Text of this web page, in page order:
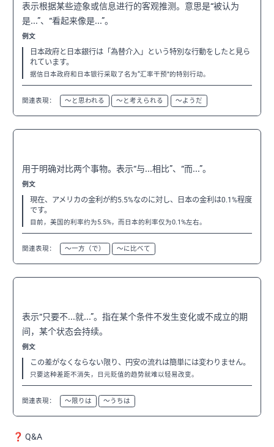
表示根据某些迹象或信息进行的客观推测。意思是“被认为
是...”、“看起来像是...”。
例文
日本政府と日本銀行は「為替介入」という特別な行動をしたと見ら
れています。
据信日本政府和日本银行采取了名为“汇率干预”的特别行动。
関連表現： 〜と思われる 〜と考えられる 〜ようだ
用于明确对比两个事物。表示“与...相比”、“而...”。
例文
現在、アメリカの金利が約5.5%なのに対し、日本の金利は0.1%程度
です。
目前，美国的利率约为5.5%，而日本的利率仅为0.1%左右。
関連表現： 〜一方（で） 〜に比べて
表示“只要不...就...”。指在某个条件不发生变化或不成立的期
间，某个状态会持续。
例文
この差がなくならない限り、円安の流れは簡単には変わりません。
只要这种差距不消失，日元贬值的趋势就难以轻易改变。
関連表現： 〜限りは 〜うちは
❓ Q&A